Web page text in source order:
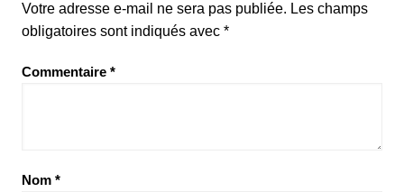
Votre adresse e-mail ne sera pas publiée. Les champs
obligatoires sont indiqués avec *
Commentaire *
Nom *